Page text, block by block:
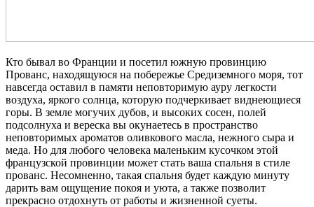
Кто бывал во Франции и посетил южную провинцию
Прованс, находящуюся на побережье Средиземного моря, тот
навсегда оставил в памяти неповторимую ауру легкости
воздуха, яркого солнца, которую подчеркивает виднеющиеся
горы. В земле могучих дубов, и высоких сосен, полей
подсолнуха и вереска вы окунаетесь в пространство
неповторимых ароматов оливкового масла, нежного сыра и
меда. Но для любого человека маленьким кусочком этой
французской провинции может стать ваша спальня в стиле
прованс. Несомненно, такая спальня будет каждую минуту
дарить вам ощущение покоя и уюта, а также позволит
прекрасно отдохнуть от работы и жизненной суеты.